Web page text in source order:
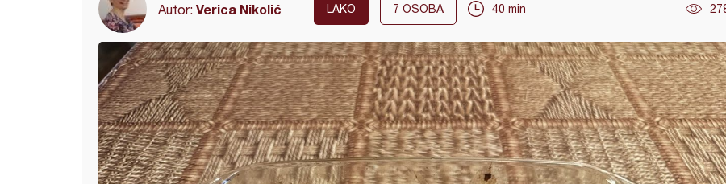
Autor: Verica Nikolić LAKO 7 OSOBA 40 min